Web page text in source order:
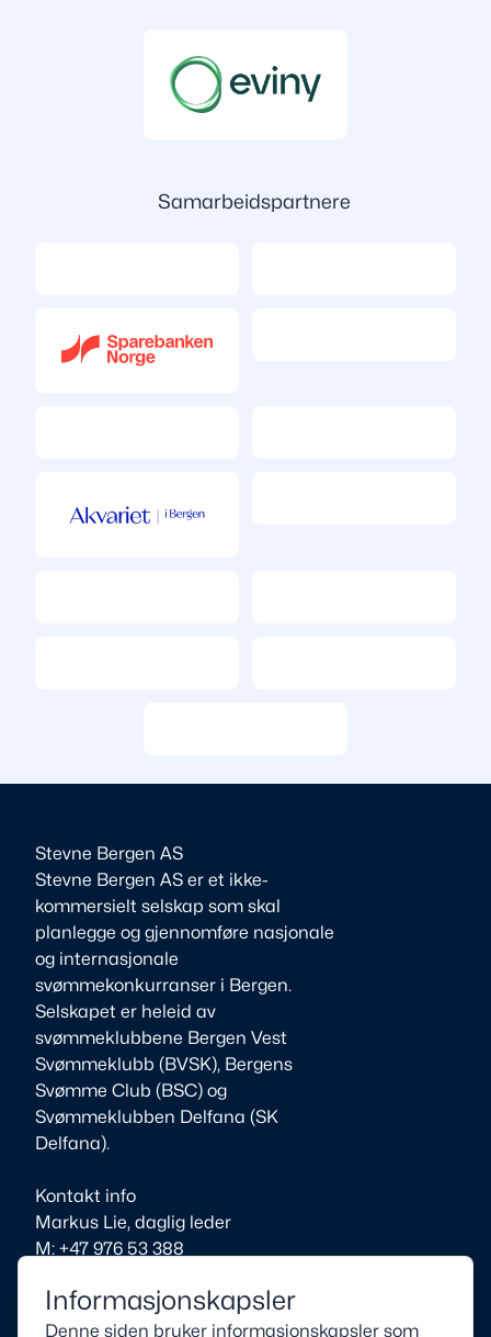
Informasjonskapsler
Denne siden bruker informasjonskapsler som
Samarbeidspartnere
Stevne Bergen AS er et ikke-
kommersielt selskap som skal
planlegge og gjennomføre nasjonale
og internasjonale
svømmekonkurranser i Bergen.